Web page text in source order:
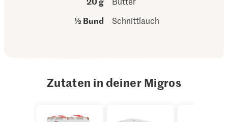
½ Bund
Schnittlauch
Zutaten in deiner Migros